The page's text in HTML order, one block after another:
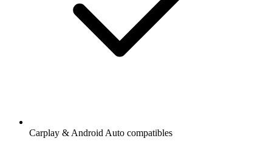
Carplay & Android Auto compatibles